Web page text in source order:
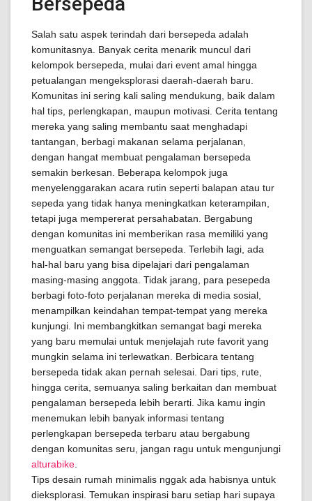
Salah satu aspek terindah dari bersepeda adalah
komunitasnya. Banyak cerita menarik muncul dari
kelompok bersepeda, mulai dari event amal hingga
petualangan mengeksplorasi daerah-daerah baru.
Komunitas ini sering kali saling mendukung, baik dalam
hal tips, perlengkapan, maupun motivasi. Cerita tentang
mereka yang saling membantu saat menghadapi
tantangan, berbagi makanan selama perjalanan,
dengan hangat membuat pengalaman bersepeda
semakin berkesan. Beberapa kelompok juga
menyelenggarakan acara rutin seperti balapan atau tur
sepeda yang tidak hanya meningkatkan keterampilan,
tetapi juga mempererat persahabatan. Bergabung
dengan komunitas ini memberikan rasa memiliki yang
menguatkan semangat bersepeda. Terlebih lagi, ada
hal-hal baru yang bisa dipelajari dari pengalaman
masing-masing anggota. Tidak jarang, para pesepeda
berbagi foto-foto perjalanan mereka di media sosial,
menampilkan keindahan tempat-tempat yang mereka
kunjungi. Ini membangkitkan semangat bagi mereka
yang baru memulai untuk menjelajah rute favorit yang
mungkin selama ini terlewatkan. Berbicara tentang
bersepeda tidak akan pernah selesai. Dari tips, rute,
hingga cerita, semuanya saling berkaitan dan membuat
pengalaman bersepeda lebih berarti. Jika kamu ingin
menemukan lebih banyak informasi tentang
perlengkapan bersepeda terbaru atau bergabung
dengan komunitas seru, jangan ragu untuk mengunjungi
alturabike
Tips desain rumah minimalis nggak ada habisnya untuk
dieksplorasi. Temukan inspirasi baru setiap hari supaya